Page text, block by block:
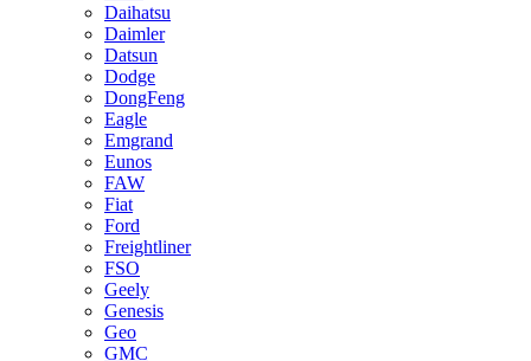
Daihatsu
Daimler
Datsun
Dodge
DongFeng
Eagle
Emgrand
Eunos
FAW
Fiat
Ford
Freightliner
FSO
Geely
Genesis
Geo
GMC